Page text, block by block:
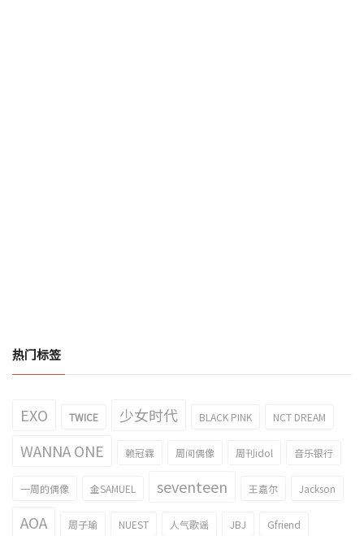
热门标签
EXO TWICE 少女时代 BLACK PINK NCT DREAM
WANNA ONE 赖冠霖 周间偶像 周刊idol 音乐银行
一周的偶像 金SAMUEL seventeen 王嘉尔 Jackson
AOA 周子瑜 NUEST 人气歌谣 JBJ Gfriend